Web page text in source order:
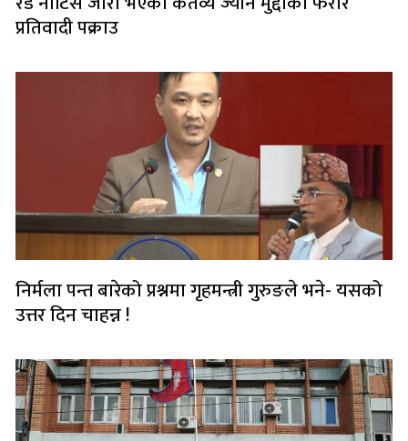
प्रतिवादी पक्राउ
निर्मला पन्त बारेको प्रश्नमा गृहमन्त्री गुरुङले भने- यसको
उत्तर दिन चाहन्न !